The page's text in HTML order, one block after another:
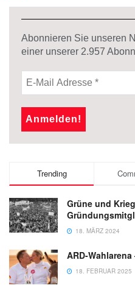
Abonnieren Sie unseren
einer unserer 2.957
Trending
Grüne und
18. MÄRZ 2024
ARD-
18. FEBRUAR 2025